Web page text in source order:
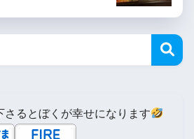
さるとぼくが幸せになります